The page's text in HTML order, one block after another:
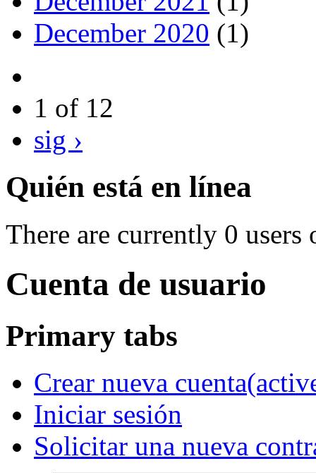
December 2020 (1)
1 of 12
sig ›
Quién está en línea
There are currently 0 users
Cuenta de usuario
Primary tabs
Crear nueva cuenta
Iniciar sesión
Solicitar una nueva